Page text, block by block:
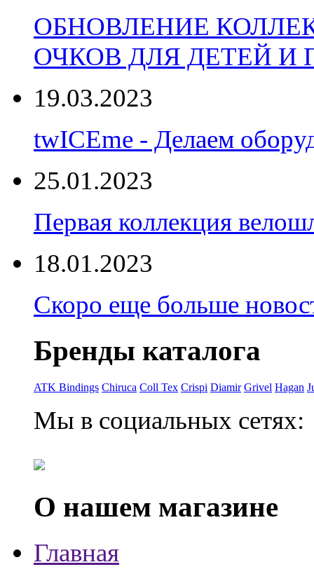
ОБНОВЛЕНИЕ
ОЧКОВ ДЛЯ ДЕТЕЙ И
19.03.2023
twICEme - Делаем
25.01.2023
Первая коллекция
18.01.2023
Скоро еще больше
Бренды каталога
ATK Bindings Chiruca Coll Tex Crispi Diamir Grivel Hagan
Мы в социальных сетях:
О нашем магазине
Главная